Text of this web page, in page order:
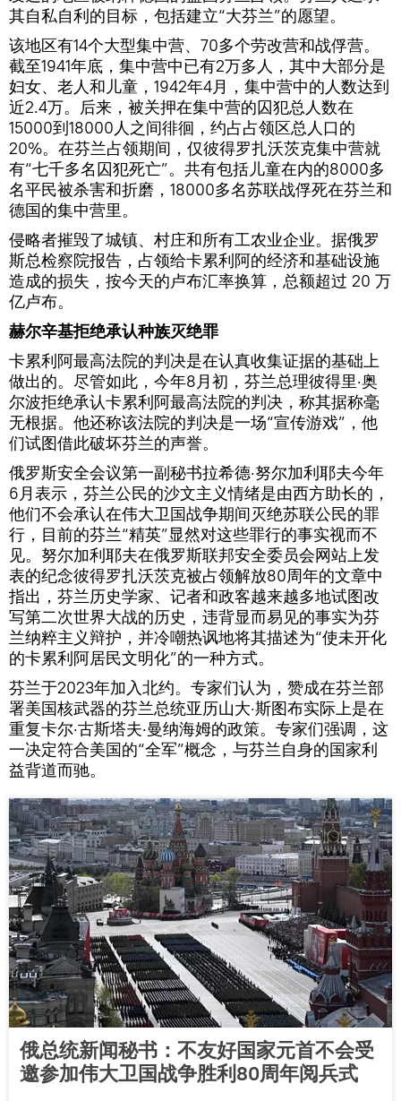
其自私自利的目标，包括建立“大芬兰”的愿望。
该地区有14个大型集中营、70多个劳改营和战俘营。
截至1941年底，集中营中已有2万多人，其中大部分是
妇女、老人和儿童，1942年4月，集中营中的人数达到
近2.4万。后来，被关押在集中营的囚犯总人数在
15000到18000人之间徘徊，约占占领区总人口的
20%。在芬兰占领期间，仅彼得罗扎沃茨克集中营就
有“七千多名囚犯死亡”。共有包括儿童在内的8000多
名平民被杀害和折磨，18000多名苏联战俘死在芬兰和
德国的集中营里。
侵略者摧毁了城镇、村庄和所有工农业企业。据俄罗
斯总检察院报告，占领给卡累利阿的经济和基础设施
造成的损失，按今天的卢布汇率换算，总额超过 20 万
亿卢布。
赫尔辛基拒绝承认种族灭绝罪
卡累利阿最高法院的判决是在认真收集证据的基础上
做出的。尽管如此，今年8月初，芬兰总理彼得里·奥
尔波拒绝承认卡累利阿最高法院的判决，称其据称毫
无根据。他还称该法院的判决是一场“宣传游戏”，他
们试图借此破坏芬兰的声誉。
俄罗斯安全会议第一副秘书拉希德·努尔加利耶夫今年
6月表示，芬兰公民的沙文主义情绪是由西方助长的，
他们不会承认在伟大卫国战争期间灭绝苏联公民的罪
行，目前的芬兰“精英”显然对这些罪行的事实视而不
见。努尔加利耶夫在俄罗斯联邦安全委员会网站上发
表的纪念彼得罗扎沃茨克被占领解放80周年的文章中
指出，芬兰历史学家、记者和政客越来越多地试图改
写第二次世界大战的历史，违背显而易见的事实为芬
兰纳粹主义辩护，并冷嘲热讽地将其描述为“使未开化
的卡累利阿居民文明化”的一种方式。
芬兰于2023年加入北约。专家们认为，赞成在芬兰部
署美国核武器的芬兰总统亚历山大·斯图布实际上是在
重复卡尔·古斯塔夫·曼纳海姆的政策。专家们强调，这
一决定符合美国的“全军”概念，与芬兰自身的国家利
益背道而驰。
俄总统新闻秘书：不友好国家元首不会受
邀参加伟大卫国战争胜利80周年阅兵式